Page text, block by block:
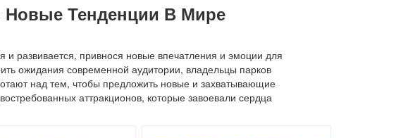
Новые Тенденции В Мире
развивается, привнося новые впечатления и эмоции для
ожидания современной аудитории, владельцы парков
над тем, чтобы предложить новые и захватывающие
аттракционов, которые завоевали сердца